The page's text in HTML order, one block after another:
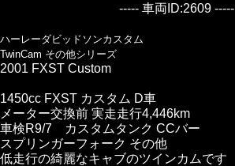
----- 車両ID:2609 -----
ハーレーダビッドソンカスタム
TwinCam その他シリーズ
2001 FXST Custom
1450cc FXST カスタム D車
メーター交換前 実走走行4,446km
車検R9/7 カスタムタンク CCバー
スプリンガーフォーク その他
低走行の綺麗なキャブのツインカムです